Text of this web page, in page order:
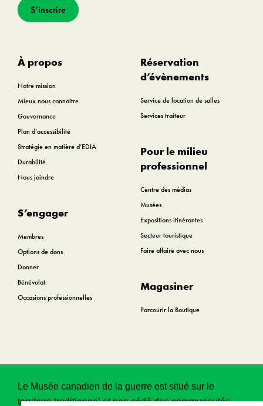
S’inscrire
À propos
Notre mission
Mieux nous connaitre
Gouvernance
Plan d’accessibilité
Stratégie en matière d’EDIA
Durabilité
Nous joindre
S’engager
Membres
Options de dons
Donner
Bénévolat
Occasions professionnelles
Réservation
d’évènements
Service de location de salles
Services traiteur
Pour le milieu
professionnel
Centre des médias
Musées
Expositions itinérantes
Secteur touristique
Faire affaire avec nous
Magasiner
Parcourir la Boutique
Le Musée canadien de la guerre est situé sur le
territoire traditionnel et non cédé des communautés